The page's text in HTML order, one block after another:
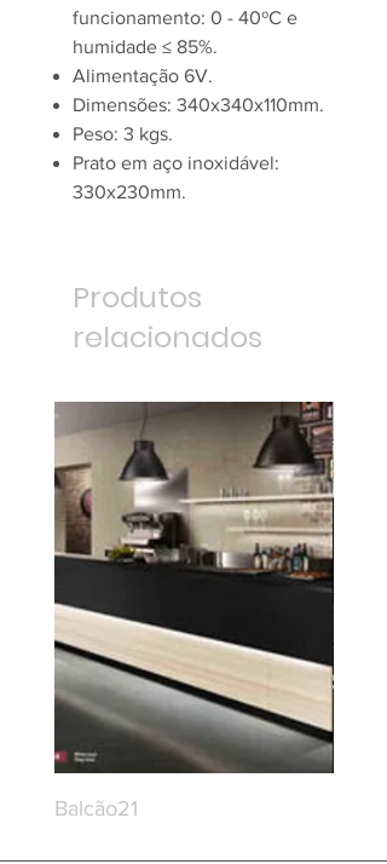
funcionamento: 0 - 40ºC e
humidade ≤ 85%.
Alimentação 6V.
Dimensões: 340x340x110mm.
Peso: 3 kgs.
Prato em aço inoxidável:
330x230mm.
Produtos
relacionados
Balcão21